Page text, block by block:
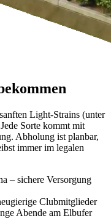
Light-Strains (unter
Sorte kommt mit
Abholung ist planbar,
immer im legalen
– sichere Versorgung
Clubmitglieder
Abende am Elbufer